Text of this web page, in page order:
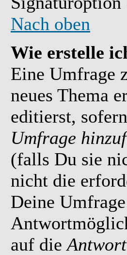
Nach oben
Wie erstelle
Eine Umfrage
neues Thema
editierst,
Umfrage
(falls Du sie
nicht die
Deine
auf die